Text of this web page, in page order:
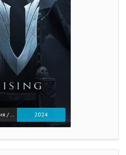
Приключения / Экшен 2024